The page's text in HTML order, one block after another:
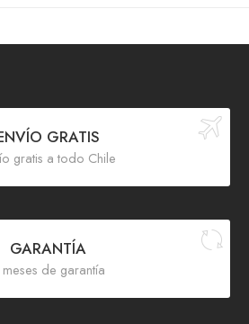
GRATIS
gratis a todo Chile
GARANTÍA
de garantía